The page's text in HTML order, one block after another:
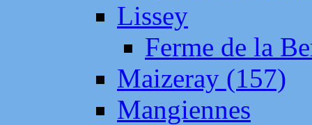
Lissey
Ferme de la
Maizeray (157)
Mangiennes